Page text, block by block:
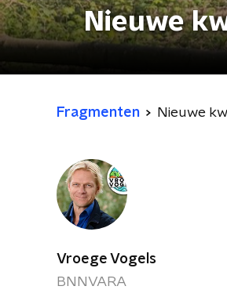
Nieuwe
Fragmenten Nieuwe
Vroege Vogels
BNNVARA